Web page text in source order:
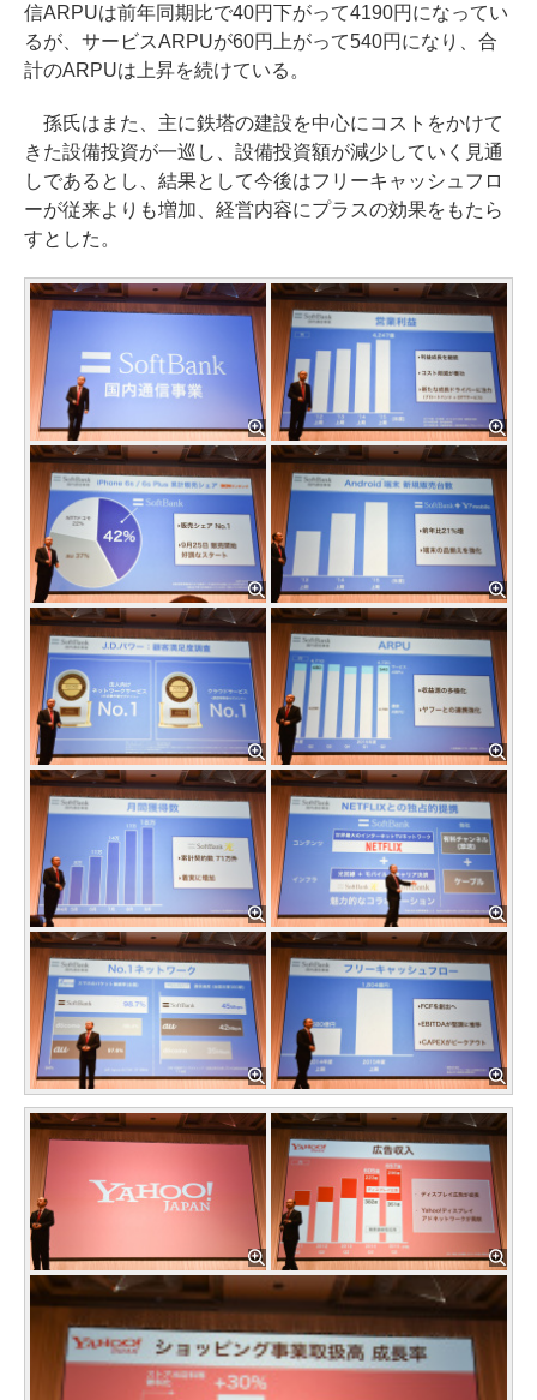
信ARPUは前年同期比で40円下がって4190円になってい
るが、サービスARPUが60円上がって540円になり、合
計のARPUは上昇を続けている。
孫氏はまた、主に鉄塔の建設を中心にコストをかけて
きた設備投資が一巡し、設備投資額が減少していく見通
しであるとし、結果として今後はフリーキャッシュフロ
ーが従来よりも増加、経営内容にプラスの効果をもたら
すとした。